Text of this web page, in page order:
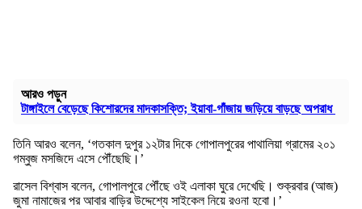
আরও পড়ুন
টাঙ্গাইলে বেড়েছে কিশোরদের মাদকাসক্তি; ইয়াবা-গাঁজায় জড়িয়ে বাড়ছে অপরাধ
তিনি আরও বলেন, ‘গতকাল দুপুর ১২টার দিকে গোপালপুরের পাথালিয়া গ্রামের ২০১
গম্বুজ মসজিদে এসে পৌঁছেছি।’
রাসেল বিশ্বাস বলেন, গোপালপুরে পৌঁছে ওই এলাকা ঘুরে দেখেছি। শুক্রবার (আজ)
জুমা নামাজের পর আবার বাড়ির উদ্দেশ্যে সাইকেল নিয়ে রওনা হবো।’